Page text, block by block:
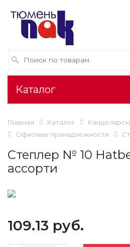
Каталог
Главная Каталог
Офисные принадлежности
Степлер № 10
ассорти
109.13 руб.